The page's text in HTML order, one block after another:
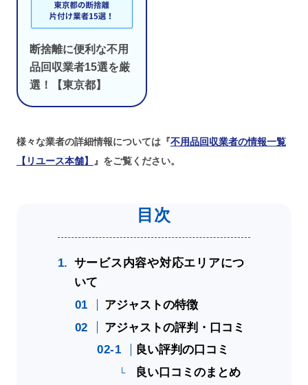
断捨離に便利な不用
品回収業者15選を厳
選！【東京都】
様々な業者の詳細情報については『不用品回収業者の情報一覧
【リユース本舗】
』をご覧ください。
サービス内容や対応エリアにつ
いて
アジャストの特徴
アジャストの評判・口コミ
良い評判の口コミ
良い口コミのまとめ